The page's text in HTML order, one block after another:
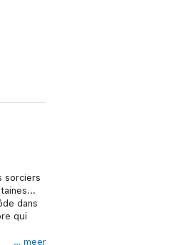
sorciers
dans
qui
… meer